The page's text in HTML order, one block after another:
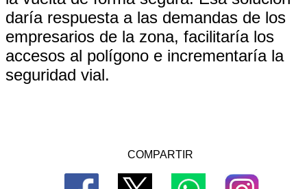
daría respuesta a las demandas de los
empresarios de la zona, facilitaría los
accesos al polígono e incrementaría la
seguridad vial.
COMPARTIR